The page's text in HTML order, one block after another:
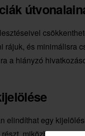
rájuk, és minimálisra
a hiányzó
elindíthat egy